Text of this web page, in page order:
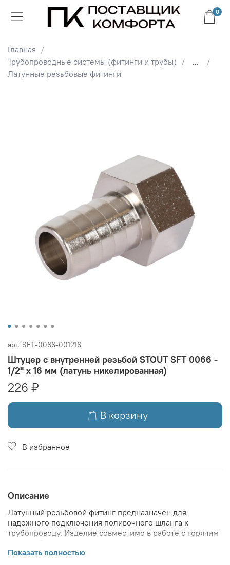
0
Главная
Трубопроводные системы (фитинги и трубы)
...
Латунные резьбовые фитинги
арт. SFT-0066-001216
Штуцер с внутренней резьбой STOUT SFT 0066 -
1/2" x 16 мм (латунь никелированная)
226 ₽
В корзину
В избранное
Описание
Латунный резьбовой фитинг предназначен для
надежного подключения поливочного шланга к
трубопроводу. Изделие совместимо в работе с горячим
средами.
Показать полностью